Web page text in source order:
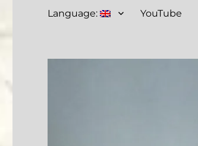
Language: YouTube